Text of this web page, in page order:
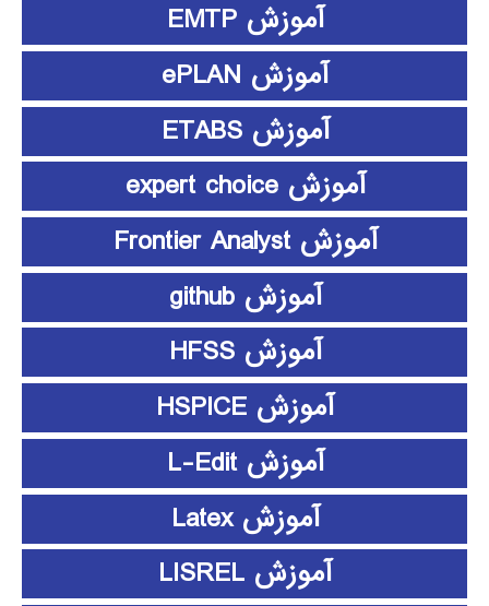
آموزش EMTP
آموزش ePLAN
آموزش ETABS
آموزش expert choice
آموزش Frontier Analyst
آموزش github
آموزش HFSS
آموزش HSPICE
آموزش L-Edit
آموزش Latex
آموزش LISREL